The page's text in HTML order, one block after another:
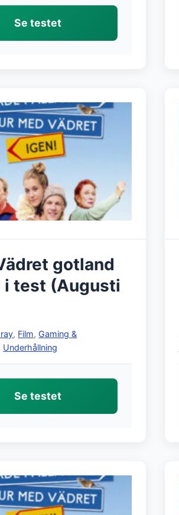
Se testet
gotland
test (Augusti
, Film,Gaming &
Underhållning
Se testet